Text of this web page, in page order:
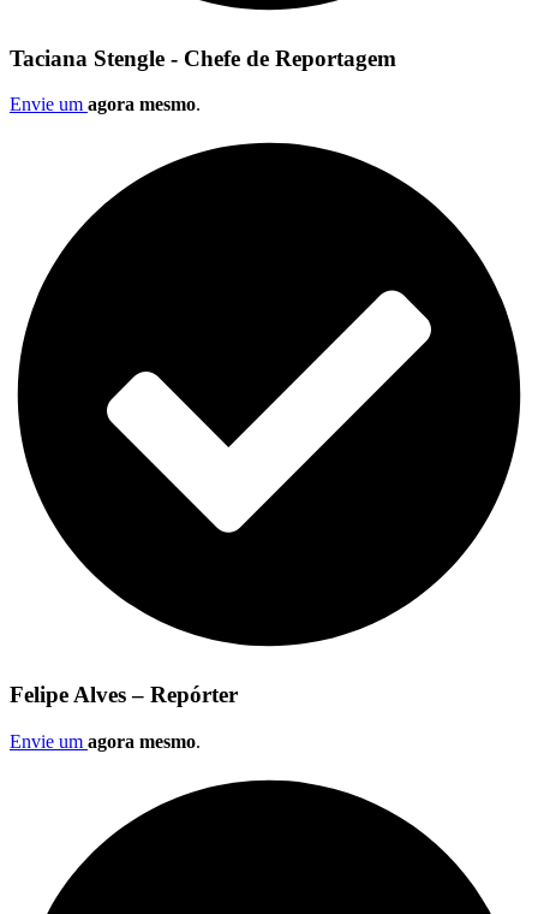
Taciana Stengle - Chefe de Reportagem
Envie um agora mesmo.
Felipe Alves – Repórter
Envie um agora mesmo.